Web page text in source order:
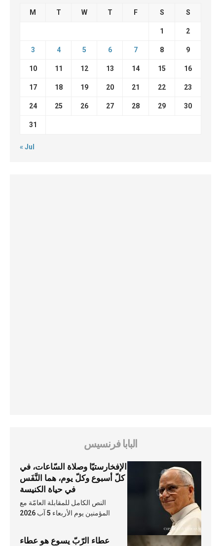
M T W T F S S
1 2
3 4 5 6 7 8 9
10 11 12 13 14 15 16
17 18 19 20 21 22 23
24 25 26 27 28 29 30
31
« Jul
البابا فرنسيس
الإفخارستيّا وصلاة السّاعات، في
كلّ أسبوع وكلّ يوم، هما النَّفَس
في حياة الكنيسة
النص الكامل للمقابلة العامّة مع
المؤمنين يوم الأربعاء 5 آب 2026
عطاء الرّبّ يسوع هو عطاء